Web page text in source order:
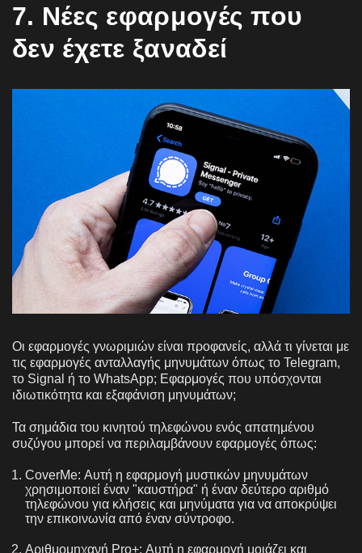
7. Νέες εφαρμογές που
δεν έχετε ξαναδεί
Οι εφαρμογές γνωριμιών είναι προφανείς, αλλά τι γίνεται με
τις εφαρμογές ανταλλαγής μηνυμάτων όπως το Telegram,
το Signal ή το WhatsApp; Εφαρμογές που υπόσχονται
ιδιωτικότητα και εξαφάνιση μηνυμάτων;
Τα σημάδια του κινητού τηλεφώνου ενός απατημένου
συζύγου μπορεί να περιλαμβάνουν εφαρμογές όπως:
CoverMe: Αυτή η εφαρμογή μυστικών μηνυμάτων
χρησιμοποιεί έναν "καυστήρα" ή έναν δεύτερο αριθμό
τηλεφώνου για κλήσεις και μηνύματα για να αποκρύψει
την επικοινωνία από έναν σύντροφο.
Αριθμομηχανή Pro+: Αυτή η εφαρμογή μοιάζει και